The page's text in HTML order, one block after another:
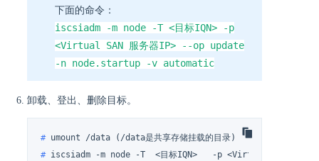
下面的命令：
iscsiadm -m node -T <目标IQN> -p
<Virtual SAN 服务器IP> --op update
-n node.startup -v automatic
卸载、登出、删除目标。
# umount /data (/data是共享存储挂载的目录)
# iscsiadm -m node -T  <目标IQN>   -p <Virtual SAN 服务